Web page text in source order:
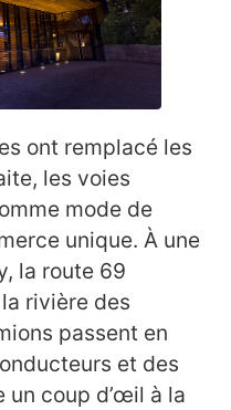
ont remplacé les
les voies
mode de
unique. À une
la route 69
rivière des
passent en
et des
un coup d’œil à la